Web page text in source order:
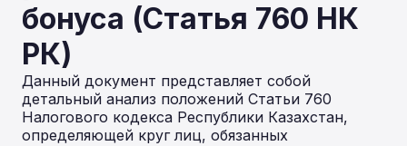
бонуса (Статья 760 НК
РК)
Данный документ представляет собой
детальный анализ положений Статьи 760
Налогового кодекса Республики Казахстан,
определяющей круг лиц, обязанных